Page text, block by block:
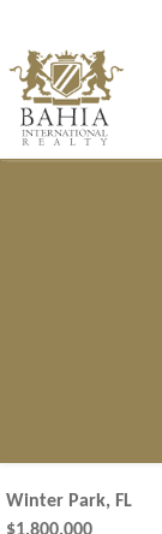
Winter Park, FL